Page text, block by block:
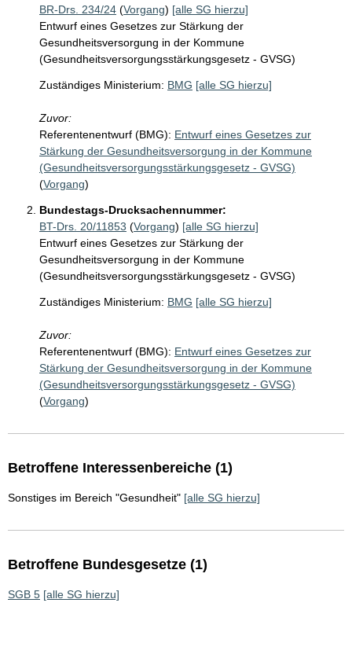
BR-Drs. 234/24 (Vorgang) [alle SG hierzu]
Entwurf eines Gesetzes zur Stärkung der
Gesundheitsversorgung in der Kommune
(Gesundheitsversorgungsstärkungsgesetz - GVSG)
Zuständiges Ministerium: BMG [alle SG hierzu]
Zuvor:
Referentenentwurf (BMG): Entwurf eines Gesetzes zur
Stärkung der Gesundheitsversorgung in der Kommune
(Gesundheitsversorgungsstärkungsgesetz - GVSG)
(Vorgang)
Bundestags-Drucksachennummer:
BT-Drs. 20/11853 (Vorgang) [alle SG hierzu]
Entwurf eines Gesetzes zur Stärkung der
Gesundheitsversorgung in der Kommune
(Gesundheitsversorgungsstärkungsgesetz - GVSG)
Zuständiges Ministerium: BMG [alle SG hierzu]
Zuvor:
Referentenentwurf (BMG): Entwurf eines Gesetzes zur
Stärkung der Gesundheitsversorgung in der Kommune
(Gesundheitsversorgungsstärkungsgesetz - GVSG)
(Vorgang)
Betroffene Interessenbereiche (1)
Sonstiges im Bereich "Gesundheit" [alle SG hierzu]
Betroffene Bundesgesetze (1)
SGB 5 [alle SG hierzu]